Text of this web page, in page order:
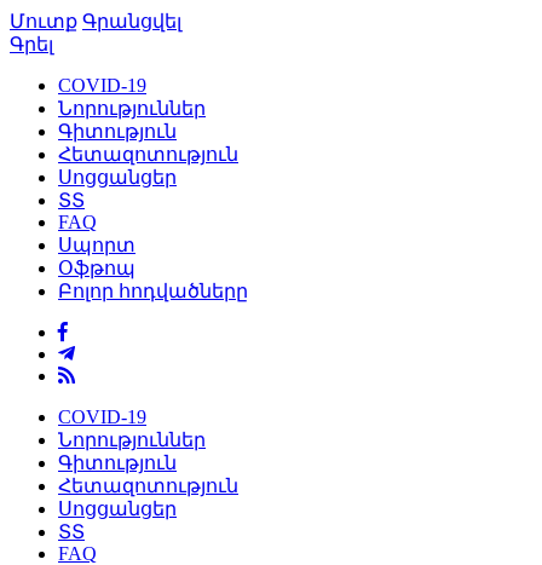
Մուտք Գրանցվել
Գրել
COVID-19
Նորություններ
Գիտություն
Հետազոտություն
Սոցցանցեր
ՏՏ
FAQ
Սպորտ
Օֆթոպ
Բոլոր հոդվածները
COVID-19
Նորություններ
Գիտություն
Հետազոտություն
Սոցցանցեր
ՏՏ
FAQ